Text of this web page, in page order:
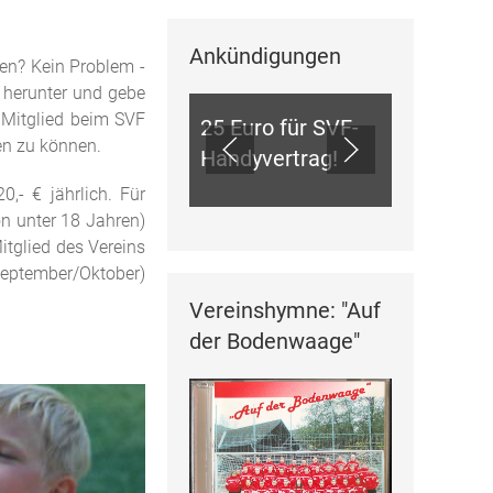
Kein Problem -
und gebe
beim SVF
zu können.
€ jährlich. Für
unter 18 Jahren)
des Vereins
Oktober)
Ankündigungen
ANKÜNDIGUNGEN
25 Euro für SVF-
Handyvertrag!
Vereinshymne: "Auf
der Bodenwaage"